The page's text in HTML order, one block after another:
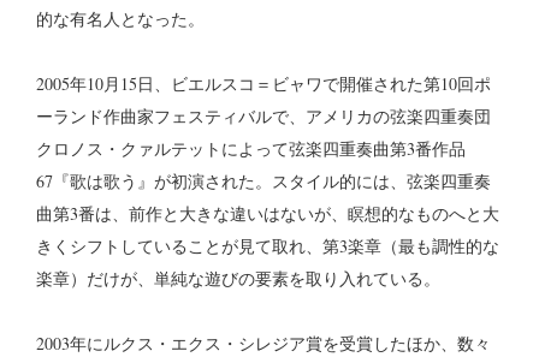
的な有名人となった。
2005年10月15日、ビエルスコ＝ビャワで開催された第10回ポ
ーランド作曲家フェスティバルで、アメリカの弦楽四重奏団
クロノス・クァルテットによって弦楽四重奏曲第3番作品
67『歌は歌う』が初演された。スタイル的には、弦楽四重奏
曲第3番は、前作と大きな違いはないが、瞑想的なものへと大
きくシフトしていることが見て取れ、第3楽章（最も調性的な
楽章）だけが、単純な遊びの要素を取り入れている。
2003年にルクス・エクス・シレジア賞を受賞したほか、数々